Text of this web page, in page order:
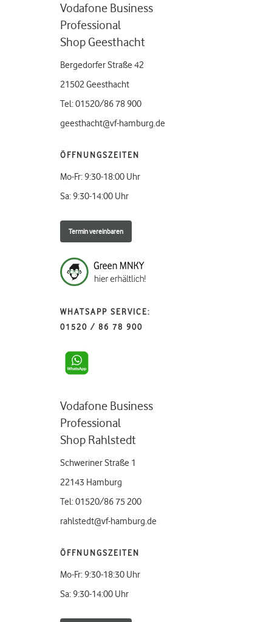
Vodafone Business
Professional
Shop Geesthacht
Bergedorfer Straße 42
21502 Geesthacht
Tel: 01520/86 78 900
geesthacht@vf-hamburg.de
ÖFFNUNGSZEITEN
Mo-Fr: 9:30-18:00 Uhr
Sa: 9:30-14:00 Uhr
Termin vereinbaren
WHATSAPP SERVICE:
01520 / 86 78 900
Vodafone Business
Professional
Shop Rahlstedt
Schweriner Straße 1
22143 Hamburg
Tel: 01520/86 75 200
rahlstedt@vf-hamburg.de
ÖFFNUNGSZEITEN
Mo-Fr: 9:30-18:30 Uhr
Sa: 9:30-14:00 Uhr